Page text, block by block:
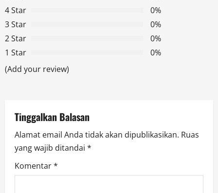
i
g
a
t
o
n
4 Star
0%
3 Star
0%
2 Star
0%
1 Star
0%
(Add your review)
Tinggalkan Balasan
Alamat email Anda tidak akan dipublikasikan. Ruas
yang wajib ditandai *
Komentar*